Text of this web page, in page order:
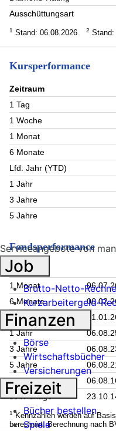
Ausschüttungsart
1 Stand: 06.08.2026 2 Stand:
Kursperformance
Zeitraum
1 Tag
1 Woche
1 Monat
6 Monate
Lfd. Jahr (YTD)
1 Jahr
3 Jahre
5 Jahre
Fondsperformance
Zeitraum
1 Monat
6 Monate
Lfd. Jahr (YTD)
1 Jahr
3 Jahre
5 Jahre
10 Jahre
seit Auflage
1 Kennzahlen werden auf
berechnet. Berechnung nach
Serviceangebote von
Job
Brutto-Netto-
Kurzarbeitergeld-
Finanzen
Börse
Wirtschaftsbücher
Versicherungen
Freizeit
Bücher bestellen
Spiele